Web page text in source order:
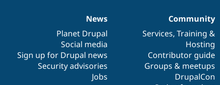
News
items
News
Planet Drupal
Social media
Sign up for Drupal news
Security advisories
Jobs
Our
community
Community
Services, Training &
Hosting
Contributor guide
Groups & meetups
DrupalCon
Documentation
Drupal
code
base
Governance
of
community